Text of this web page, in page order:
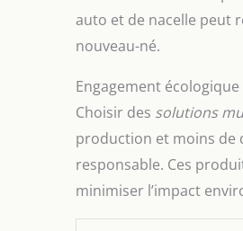
auto et de nacelle peut
nouveau-né.
Engagement écologique
Choisir des solutions
production et moins de
responsable. Ces
minimiser l’impact